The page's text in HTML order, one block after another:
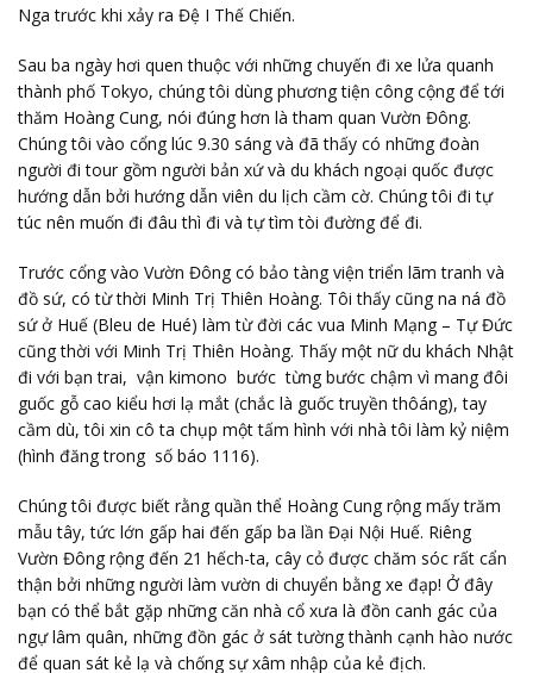
Nga trước khi xảy ra Đệ I Thế Chiến.
Sau ba ngày hơi quen thuộc với những chuyến đi xe lửa quanh
thành phố Tokyo, chúng tôi dùng phương tiện công cộng để tới
thăm Hoàng Cung, nói đúng hơn là tham quan Vườn Đông.
Chúng tôi vào cổng lúc 9.30 sáng và đã thấy có những đoàn
người đi tour gồm người bản xứ và du khách ngoại quốc được
hướng dẫn bởi hướng dẫn viên du lịch cầm cờ. Chúng tôi đi tự
túc nên muốn đi đâu thì đi và tự tìm tòi đường để đi.
Trước cổng vào Vườn Đông có bảo tàng viện triển lãm tranh và
đồ sứ, có từ thời Minh Trị Thiên Hoàng. Tôi thấy cũng na ná đồ
sứ ở Huế (Bleu de Hué) làm từ đời các vua Minh Mạng – Tự Đức
cũng thời với Minh Trị Thiên Hoàng. Thấy một nữ du khách Nhật
đi với bạn trai, vận kimono bước từng bước chậm vì mang đôi
guốc gỗ cao kiểu hơi lạ mắt (chắc là guốc truyền thôáng), tay
cầm dù, tôi xin cô ta chụp một tấm hình với nhà tôi làm kỷ niệm
(hình đăng trong số báo 1116).
Chúng tôi được biết rằng quần thể Hoàng Cung rộng mấy trăm
mẫu tây, tức lớn gấp hai đến gấp ba lần Đại Nội Huế. Riêng
Vườn Đông rộng đến 21 hếch-ta, cây cỏ được chăm sóc rất cẩn
thận bởi những người làm vườn di chuyển bằng xe đạp! Ở đây
bạn có thể bắt gặp những căn nhà cổ xưa là đồn canh gác của
ngự lâm quân, những đồn gác ở sát tường thành cạnh hào nước
để quan sát kẻ lạ và chống sự xâm nhập của kẻ địch.